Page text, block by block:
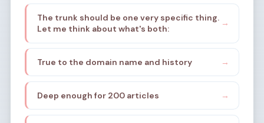
sub-sub-niche. The brief mentions:
structure, organization, stress reduction
for mothers, list-mentality, systematic
The trunk should be one very specific thing.
Let me think about what's both:
→
True to the domain name and history →
Deep enough for 200 articles →